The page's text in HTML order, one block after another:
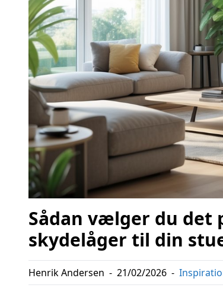
Sådan vælger du det
skydelåger til din
Henrik Andersen - 21/02/2026 -